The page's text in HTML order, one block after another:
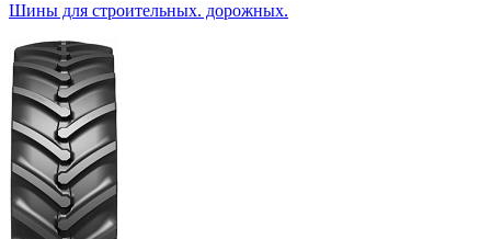
Шины для строительных. дорожных.